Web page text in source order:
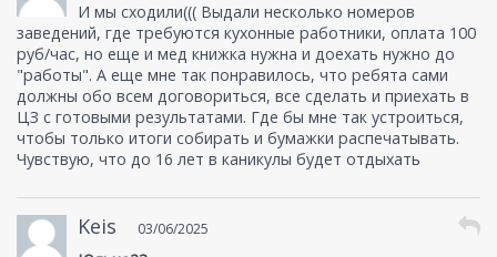
И мы сходили((( Выдали несколько номеров
заведений, где требуются кухонные работники, оплата 100
руб/час, но еще и мед книжка нужна и доехать нужно до
"работы". А еще мне так понравилось, что ребята сами
должны обо всем договориться, все сделать и приехать в
ЦЗ с готовыми результатами. Где бы мне так устроиться,
чтобы только итоги собирать и бумажки распечатывать.
Чувствую, что до 16 лет в каникулы будет отдыхать
Keis 03/06/2025